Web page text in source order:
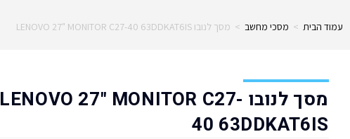
עמוד הבית > מסכי מחשב > מסך לנובו LENOVO 27" MONITOR C27-40 63DDKAT6IS
מסך לנובו LENOVO 27" MONITOR C27-
40 63DDKAT6IS